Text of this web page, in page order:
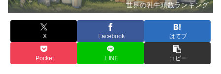
世界の乳牛頭数ランキング
X Facebook はてブ
Pocket LINE コピー